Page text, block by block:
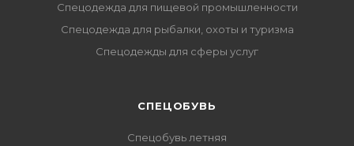
Спецодежда для пищевой промышленности
Спецодежда для рыбалки, охоты и туризма
Спецодежды для сферы услуг
CПЕЦОБУВЬ
Спецобувь летняя